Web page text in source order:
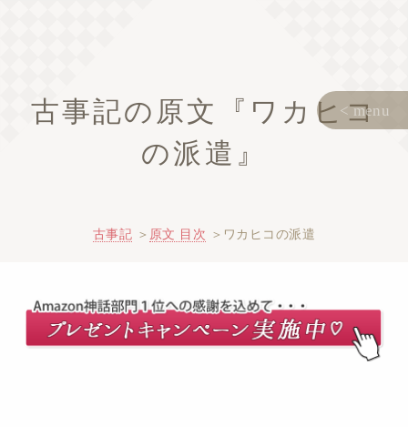
古事記の原文『ワカヒコ
の派遣』
古事記 原文 目次 ワカヒコの派遣